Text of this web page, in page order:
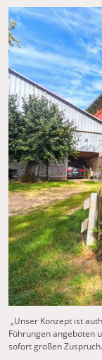
„Unser Konzept ist
Führungen angeboten
sofort großen